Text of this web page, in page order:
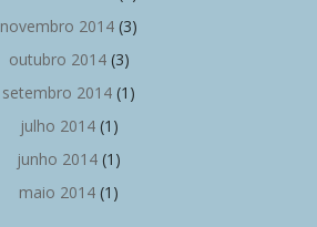
novembro 2014 (3)
outubro 2014(3)
setembro 2014 (1)
julho 2014(1)
junho 2014 (1)
maio 2014 (1)